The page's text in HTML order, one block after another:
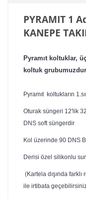
PYRAMIT 1
KANEPE
Pyramıt koltuklar,
koltuk
Pyramıt koltukların
Oturak süngeri 12'lik
DNS soft süngerdir
Kol üzerinde 90 DNS
Derisi özel silikonlu
(Kartela dışında
ile irtibata